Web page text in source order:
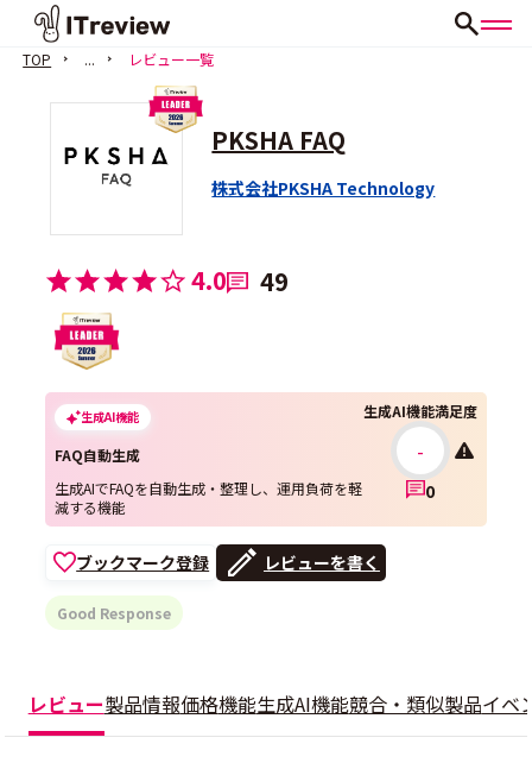
TOP ... レビュー一覧
PKSHA FAQ
株式会社PKSHA Technology
4.0 49
生成AI機能
FAQ自動生成
生成AIでFAQを自動生成・整理し、運用負荷を軽
減する機能
生成AI機能満足度
-
0
ブックマーク登録 レビューを書く
Good Response
レビュー製品情報価格機能生成AI機能競合・類似製品イベ